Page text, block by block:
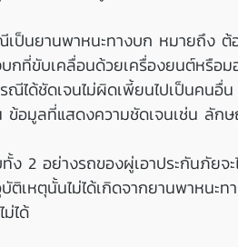
ป็นยานพาหนะทางบก หมายถึง ต้
กที่ขับเคลื่อนด้วยเครื่องยนต์หรือม
ณีได้ชัดเจนไม่ผิดเพี้ยนไปเป็นคน
ข้อมูลที่แสดงความชัดเจนเช่น ลัก
ง 2 อย่างรถของผู่เอาประกันภัยจ
เหตุนั้นไม่ได้เกิดจากยานพาหนะ
ได้